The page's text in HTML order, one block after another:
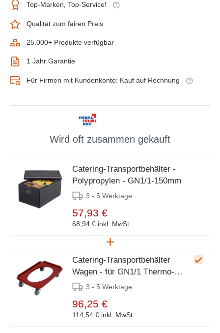
Top-Marken, Top-Service!
Qualität zum fairen Preis
25.000+ Produkte verfügbar
1 Jahr Garantie
Für Firmen mit Kundenkonto: Kauf auf Rechnung
Wird oft zusammen gekauft
Catering-Transportbehälter -
Polypropylen - GN1/1-150mm
3 - 5 Werktage
57,93 €
68,94 € inkl. MwSt.
Catering-Transportbehälter
Wagen - für GN1/1 Thermo-
Behälter
3 - 5 Werktage
96,25 €
114,54 € inkl. MwSt.